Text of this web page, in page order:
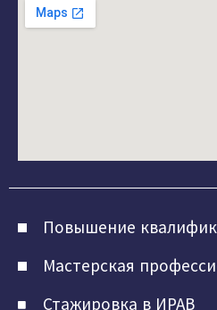
Повышение
Мастерская
Стажировка в ИРАВ